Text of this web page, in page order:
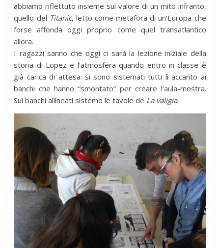
abbiamo riflettuto insieme sul valore di un mito infranto,
quello del Titanic, letto come metafora di un’Europa che
forse affonda oggi proprio come quel transatlantico
allora.
I ragazzi sanno che oggi ci sarà la lezione iniziale della
storia di Lopez e l’atmosfera quando entro in classe è
già carica di attesa: si sono sistemati tutti lì accanto ai
banchi che hanno “smontato” per creare l’aula-mostra.
Sui banchi allineati sistemo le tavole de La valigia.